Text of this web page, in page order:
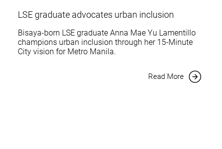
LSE graduate advocates urban inclusion
Bisaya-born LSE graduate Anna Mae Yu Lamentillo
champions urban inclusion through her 15-Minute
City vision for Metro Manila.
Read More